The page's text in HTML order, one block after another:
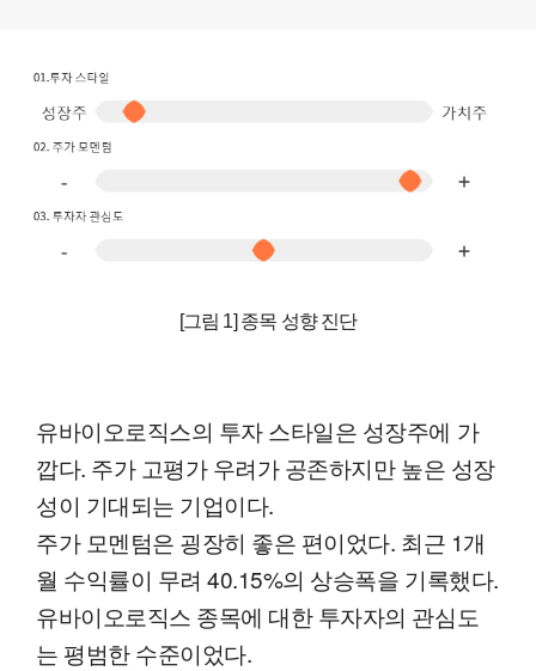
[그림 1] 종목 성향 진단
유바이오로직스의 투자 스타일은 성장주에 가
깝다. 주가 고평가 우려가 공존하지만 높은 성장
성이 기대되는 기업이다.
주가 모멘텀은 굉장히 좋은 편이었다. 최근 1개
월 수익률이 무려 40.15%의 상승폭을 기록했다.
유바이오로직스 종목에 대한 투자자의 관심도
는 평범한 수준이었다.